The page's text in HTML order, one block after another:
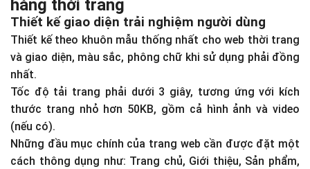
hàng thời trang
Thiết kế giao diện trải nghiệm người dùng
Thiết kế theo khuôn mẫu thống nhất cho web thời trang
và giao diện, màu sắc, phông chữ khi sử dụng phải đồng
nhất.
Tốc độ tải trang phải dưới 3 giây, tương ứng với kích
thước trang nhỏ hơn 50KB, gồm cả hình ảnh và video
(nếu có).
Những đầu mục chính của trang web cần được đặt một
cách thông dụng như: Trang chủ, Giới thiệu, Sản phẩm,